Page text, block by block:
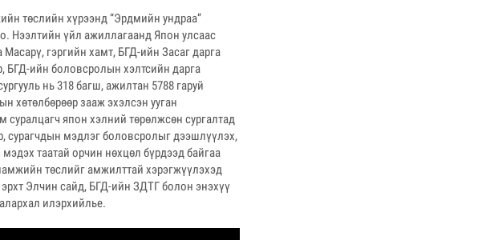
төслийн хүрээнд “Эрдмийн ундраа”
Нээлтийн үйл ажиллагаанд Япон улсаас
гэргийн хамт, БГД-ийн Засаг дарга
БГД-ийн боловсролын хэлтсийн дарга
нь 318 багш, ажилтан 5788 гаруй
хөтөлбөрөөр зааж эхэлсэн ууган
япон хэлний төрөлжсөн сургалтад
сурагчдын мэдлэг боловсролыг дээшлүүлэх,
таатай орчин нөхцөл бүрдээд байгаа
төслийг амжилттай хэрэгжүүлэхэд
Элчин сайд, БГД-ийн ЗДТГ болон энэхүү
илэрхийлье.